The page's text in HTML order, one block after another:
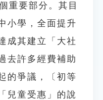
重要部分。其目
小學，全面提升
成其建立「大社
去許多經費補助
的爭議，〔初等
兒童受惠」的說